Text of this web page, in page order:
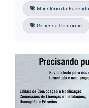
Ministério da Fazenda
Remessa Conforme